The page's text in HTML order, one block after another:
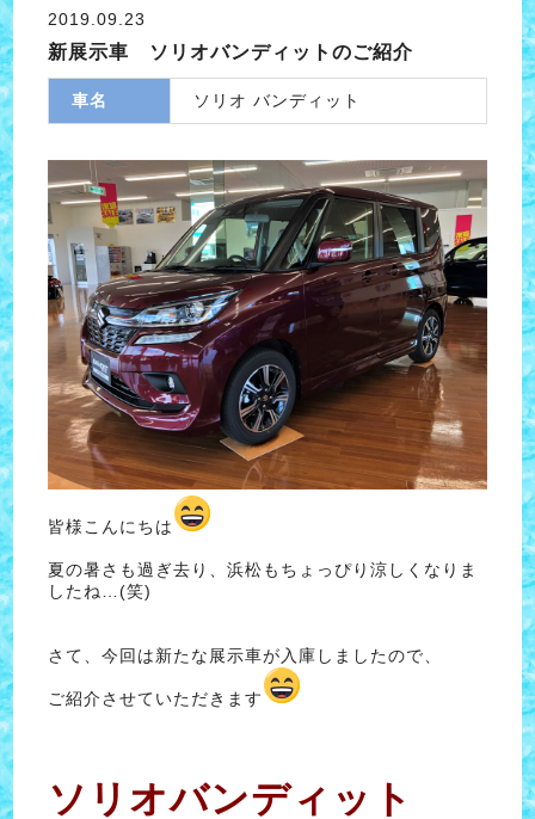
2019.09.23
新展示車 ソリオバンディットのご紹介
車名 ソリオ バンディット
皆様こんにちは
夏の暑さも過ぎ去り、浜松もちょっぴり涼しくなりま
したね…(笑)
さて、今回は新たな展示車が入庫しましたので、
ご紹介させていただきます
ソリオバンディット